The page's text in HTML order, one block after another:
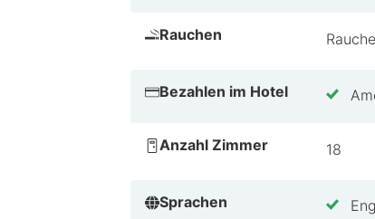
Rauchen
Bezahlen im Hotel
Anzahl Zimmer 18
Sprachen